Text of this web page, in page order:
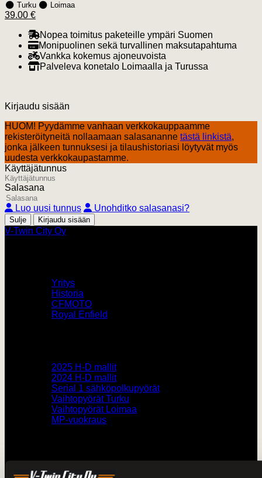
Turku Loimaa
39.00 €
Nopea toimitus paketeille ympäri Suomen
Monipuolinen sekä turvallinen maksutapahtuma
Vankka kokemus ajoneuvoista
Palveleva konetalo Loimaalla ja Turussa
Kirjaudu sisään
HUOM! Pyydämme vanhaan verkkokauppaamme
rekisteröityneitä nollaamaan salasananne tästä linkistä,
jonka jälkeen tunnuksesi ja tilaushistoriasi löytyvät myös
uudesta verkkokaupastamme.
Käyttäjätunnus
Salasana
Luo uusi tunnus Unohditko salasanasi?
Sulje
V-Twin City Oy
Yritys
Historia
CFMOTO
Royal Enfield
2025 H-D mallit
2024 H-D mallit
Serial 1 sähköpolkupyörät
Vaihtopyörät Turku
Vaihtopyörät Loimaa
MP-vuokraus
Verkkokauppa